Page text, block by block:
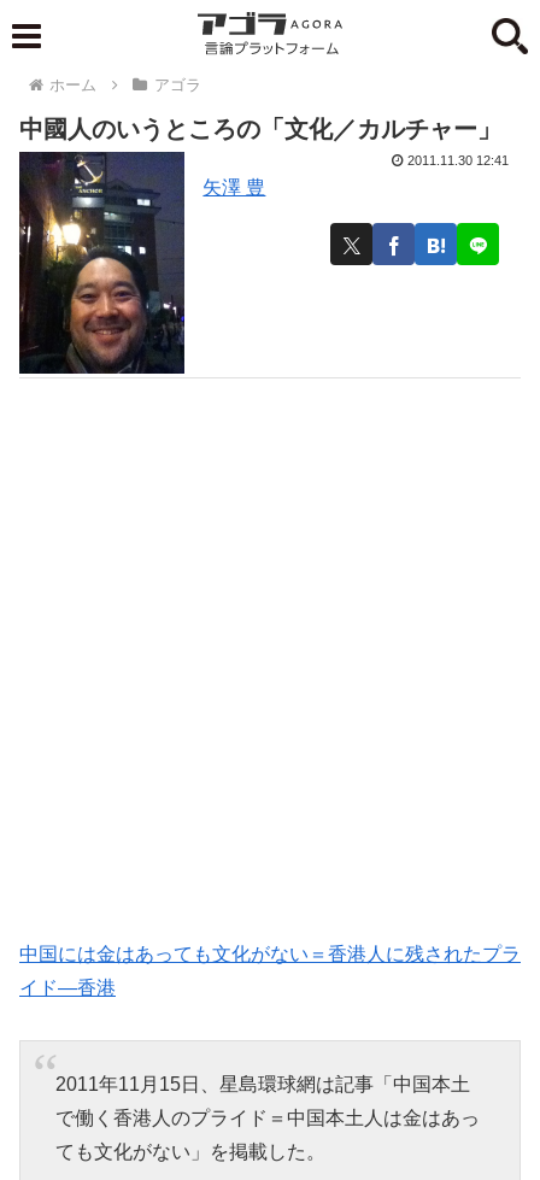
ホーム アゴラ
中國人のいうところの「文化／カルチャー」
矢澤 豊
2011.11.30 12:41
中国には金はあっても文化がない＝香港人に残されたプラ
イド―香港
2011年11月15日、星島環球網は記事「中国本土
で働く香港人のプライド＝中国本土人は金はあっ
ても文化がない」を掲載した。